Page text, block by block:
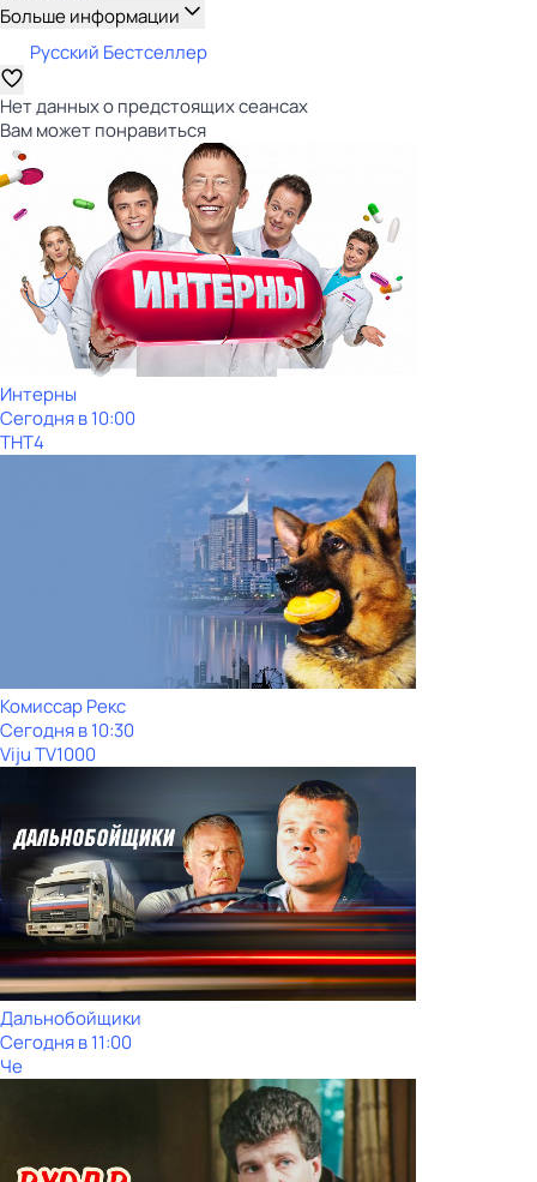
Больше информации
Русский Бестселлер
Нет данных о предстоящих сеансах
Вам может понравиться
Интерны
Сегодня в 10:00
ТНТ4
Комиссар Рекс
Сегодня в 10:30
Viju TV1000
Дальнобойщики
Сегодня в 11:00
Че